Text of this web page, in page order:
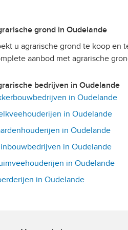
grond in Oudelande
u agrarische grond te koop en
aanbod met agrarische
bedrijven in Oudelande
in Oudelande
in Oudelande
in Oudelande
in Oudelande
in Oudelande
in Oudelande